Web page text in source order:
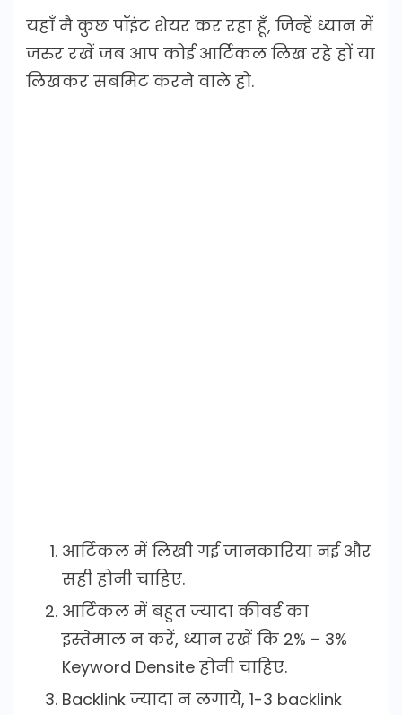
यहाँ मै कुछ पॉइंट शेयर कर रहा हूँ, जिन्हें ध्यान में
जरुर रखें जब आप कोई आर्टिकल लिख रहे हों या
लिखकर सबमिट करने वाले हो.
आर्टिकल में लिखी गई जानकारियां नई और
सही होनी चाहिए.
आर्टिकल में बहुत ज्यादा कीवर्ड का
इस्तेमाल न करें, ध्यान रखें कि 2% – 3%
Keyword Densite होनी चाहिए.
Backlink ज्यादा न लगाये, 1-3 backlink